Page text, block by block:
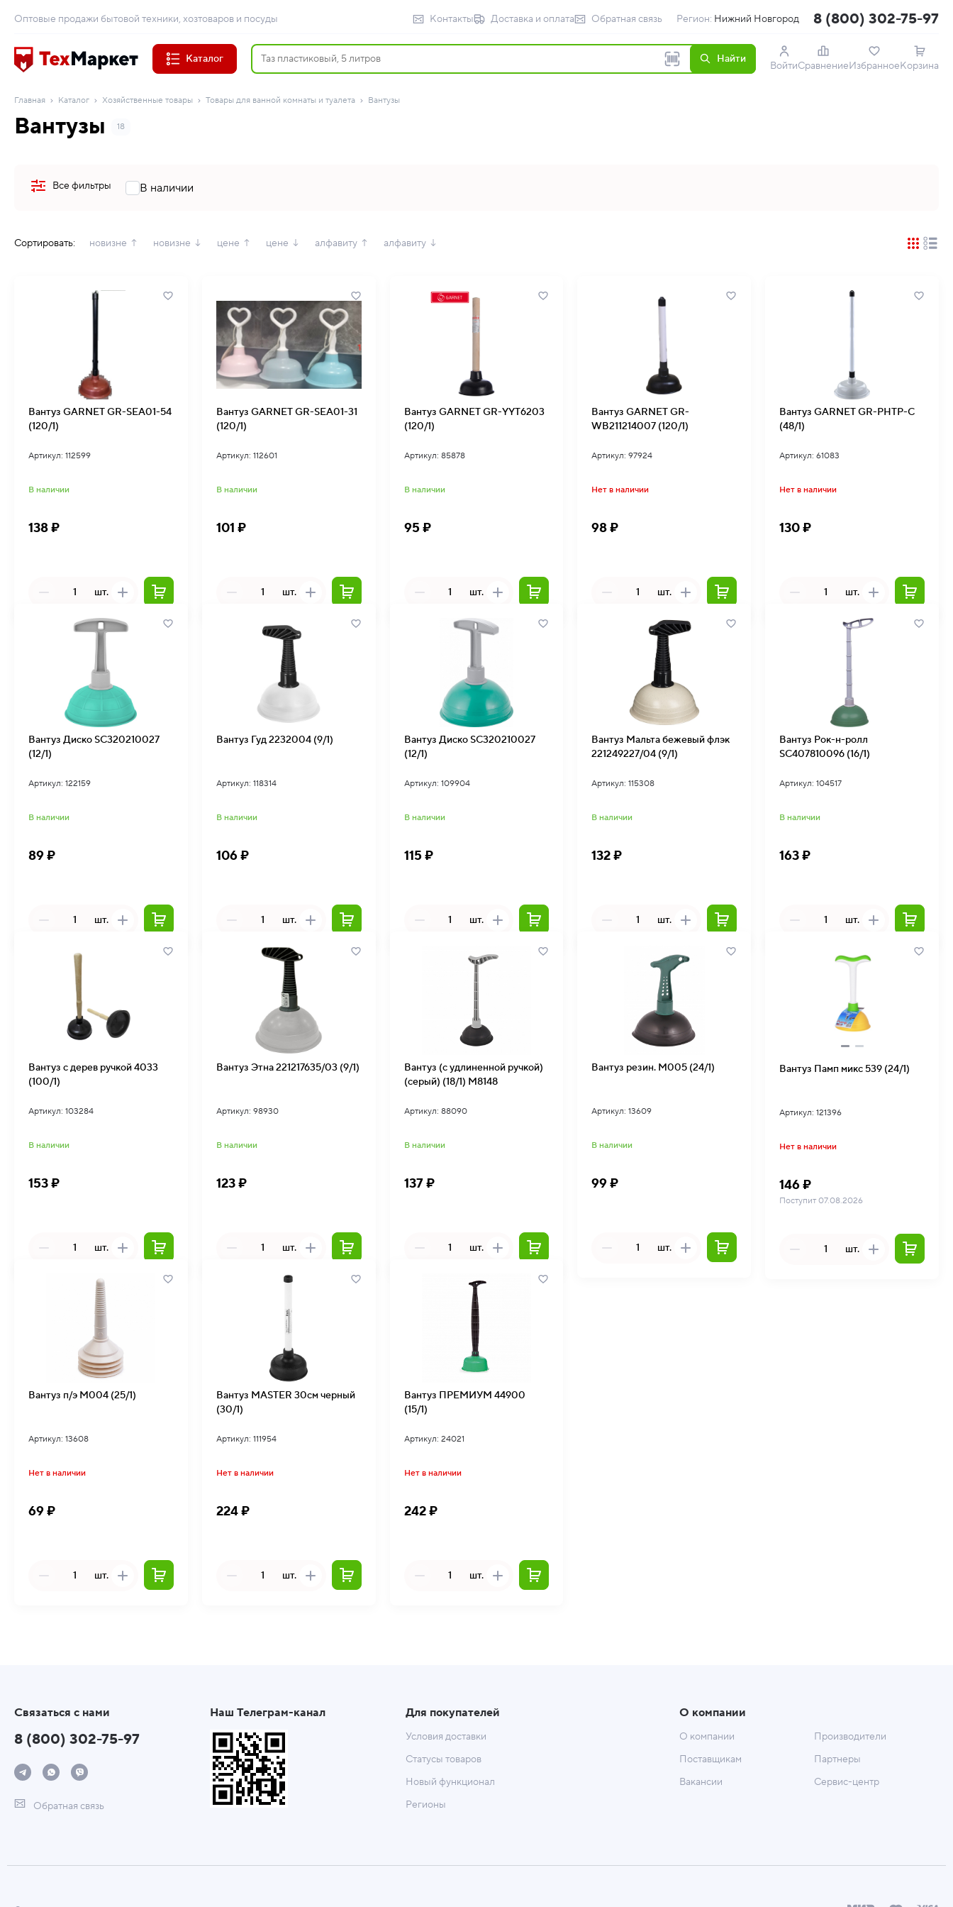
Оптовые продажи бытовой техники, хозтоваров и посуды Контакты Доставка и оплата Обратная связь Регион: Нижний Новгород 8 (800) 302-75-97
Каталог Найти
ВойтиСравнениеИзбранноеКорзина
Главная Каталог Хозяйственные товары Товары для ванной комнаты и туалета Вантузы
Вантузы 18
Все фильтры В наличии
Сортировать: новизне ↑ новизне ↓ цене ↑ цене ↓ алфавиту ↑ алфавиту ↓
Вантуз GARNET GR-SEA01-54
(120/1)
Артикул: 112599
В наличии
138 ₽
шт.
Вантуз GARNET GR-SEA01-31
(120/1)
Артикул: 112601
В наличии
101 ₽
шт.
Вантуз GARNET GR-YYT6203
(120/1)
Артикул: 85878
В наличии
95 ₽
шт.
Вантуз GARNET GR-
WB211214007 (120/1)
Артикул: 97924
Нет в наличии
98 ₽
шт.
Вантуз GARNET GR-PHTP-C
(48/1)
Артикул: 61083
Нет в наличии
130 ₽
шт.
Вантуз Диско SC320210027
(12/1)
Артикул: 122159
В наличии
89 ₽
шт.
Вантуз Гуд 2232004 (9/1)
Артикул: 118314
В наличии
106 ₽
шт.
Вантуз Диско SC320210027
(12/1)
Артикул: 109904
В наличии
115 ₽
шт.
Вантуз Мальта бежевый флэк
221249227/04 (9/1)
Артикул: 115308
В наличии
132 ₽
шт.
Вантуз Рок-н-ролл
SC407810096 (16/1)
Артикул: 104517
В наличии
163 ₽
шт.
Вантуз с дерев ручкой 4033
(100/1)
Артикул: 103284
В наличии
153 ₽
шт.
Вантуз Этна 221217635/03 (9/1)
Артикул: 98930
В наличии
123 ₽
шт.
Вантуз (с удлиненной ручкой)
(серый) (18/1) М8148
Артикул: 88090
В наличии
137 ₽
шт.
Вантуз резин. М005 (24/1)
Артикул: 13609
В наличии
99 ₽
шт.
Вантуз Памп микс 539 (24/1)
Артикул: 121396
Нет в наличии
146 ₽
Поступит 07.08.2026
шт.
Вантуз п/э М004 (25/1)
Артикул: 13608
Нет в наличии
69 ₽
шт.
Вантуз MASTER 30см черный
(30/1)
Артикул: 111954
Нет в наличии
224 ₽
шт.
Вантуз ПРЕМИУМ 44900
(15/1)
Артикул: 24021
Нет в наличии
242 ₽
шт.
Связаться с нами
8 (800) 302-75-97
Обратная связь
Наш Телеграм-канал Для покупателей
Условия доставки
Статусы товаров
Новый функционал
Регионы
О компании
О компании
Поставщикам
Вакансии
Производители
Партнеры
Сервис-центр